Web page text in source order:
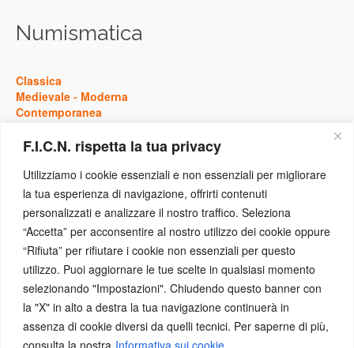
F.I.C.N. rispetta la tua privacy
Utilizziamo i cookie essenziali e non essenziali per migliorare
la tua esperienza di navigazione, offrirti contenuti
personalizzati e analizzare il nostro traffico. Seleziona
“Accetta” per acconsentire al nostro utilizzo dei cookie oppure
“Rifiuta” per rifiutare i cookie non essenziali per questo
utilizzo. Puoi aggiornare le tue scelte in qualsiasi momento
selezionando "Impostazioni". Chiudendo questo banner con
la "X" in alto a destra la tua navigazione continuerà in
assenza di cookie diversi da quelli tecnici. Per saperne di più,
consulta la nostra Informativa sui cookie
Numismatica
Classica
Medievale - Moderna
Contemporanea
Storia
Medievale-Moderna
Contemporanea
Eventi
Concorsi -Conferenze